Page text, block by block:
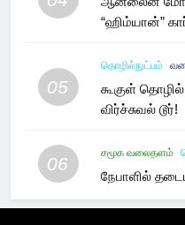
“ஹிம்யான்”
05
தொழில்நுட்பம்
கூகுள்
விர்ச்சுவல் டூர்!
06
சமூக வலைதளம்
நேபாளில்